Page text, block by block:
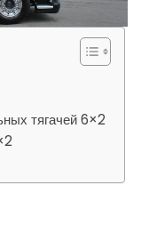
тягачей 6×2